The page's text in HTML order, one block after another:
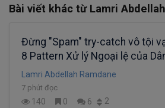
Bài viết khác từ Lamri
Đừng "Spam" try-catch vô tội
8 Pattern Xử lý Ngoại lệ của
Lamri Abdellah Ramdane
7 phút đọc
140 0 6 2